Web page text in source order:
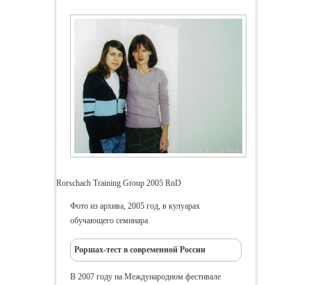
Rorschach Training Group 2005 RnD
Фото из архива, 2005 год, в кулуарах
обучающего семинара
Роршах-тест в современной России
В 2007 году на Международном фестивале